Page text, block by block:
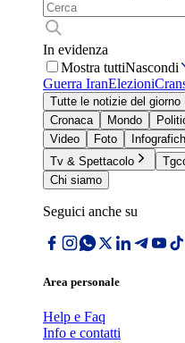
In evidenza
Mostra tuttiNascondi
Guerra IranElezioni
Tutte le notizie del giorno
Cronaca
Mondo
Video
Foto
Tv & Spettacolo
Chi siamo
Seguici anche su
Area personale
Help e Faq
Info e contatti